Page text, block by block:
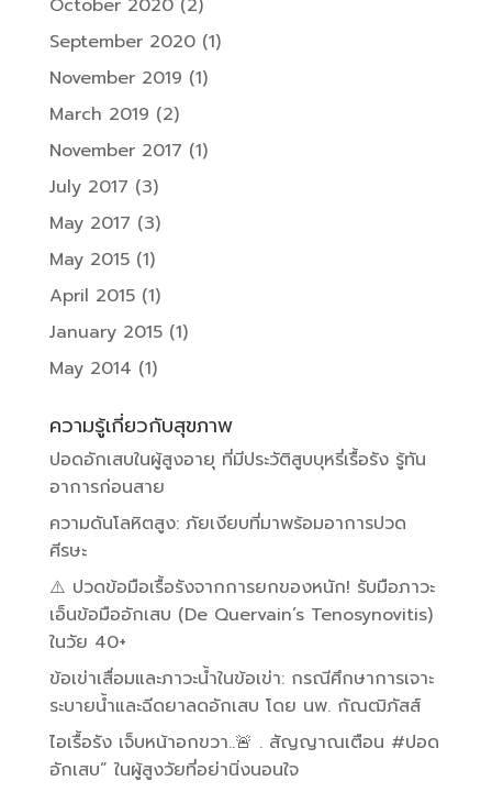
October 2020(2)
September 2020(1)
November 2019 (1)
March 2019 (2)
November 2017 (1)
July 2017 (3)
May 2017 (3)
May 2015(1)
April 2015(1)
January 2015(1)
May 2014 (1)
ความรู้เกี่ยวกับสุขภาพ
ปอดอักเสบในผู้สูงอายุ ที่มีประวัติสูบบุหรี่เรื้อรัง รู้ทัน
อาการก่อนสาย
ความดันโลหิตสูง: ภัยเงียบที่มาพร้อมอาการปวด
ศีรษะ
⚠️ ปวดข้อมือเรื้อรังจากการยกของหนัก! รับมือภาวะ
เอ็นข้อมืออักเสบ (De Quervain’s Tenosynovitis)
ในวัย 40+
ข้อเข่าเสื่อมและภาวะน้ำในข้อเข่า: กรณีศึกษาการเจาะ
ระบายน้ำและฉีดยาลดอักเสบ โดย นพ. กัณฒิภัสส์
ไอเรื้อรัง เจ็บหน้าอกขวา..🚨 . สัญญาณเตือน #ปอด
อักเสบ” ในผู้สูงวัยที่อย่านิ่งนอนใจ